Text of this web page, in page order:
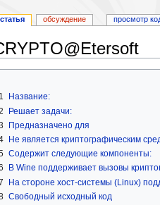
1
Название:
Решает задачи:
Предназначено для
Не является криптографическим
Содержит следующие компоненты:
В Wine поддерживает вызовы
На стороне хост-системы (Linux)
Свободный исходный код
статья обсуждение просмотр